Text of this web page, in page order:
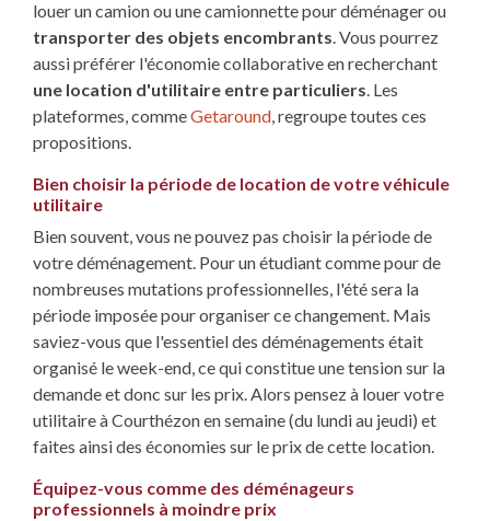
louer un camion ou une camionnette pour déménager ou
transporter des objets encombrants. Vous pourrez
aussi préférer l'économie collaborative en recherchant
une location d'utilitaire entre particuliers. Les
plateformes, commeGetaround, regroupe toutes ces
propositions.
Bien choisir la période de location de votre véhicule
utilitaire
Bien souvent, vous ne pouvez pas choisir la période de
votre déménagement. Pour un étudiant comme pour de
nombreuses mutations professionnelles, l'été sera la
période imposée pour organiser ce changement. Mais
saviez-vous que l'essentiel des déménagements était
organisé le week-end, ce qui constitue une tension sur la
demande et donc sur les prix. Alors pensez à louer votre
utilitaire à Courthézon en semaine (du lundi au jeudi) et
faites ainsi des économies sur le prix de cette location.
Équipez-vous comme des déménageurs
professionnels à moindre prix